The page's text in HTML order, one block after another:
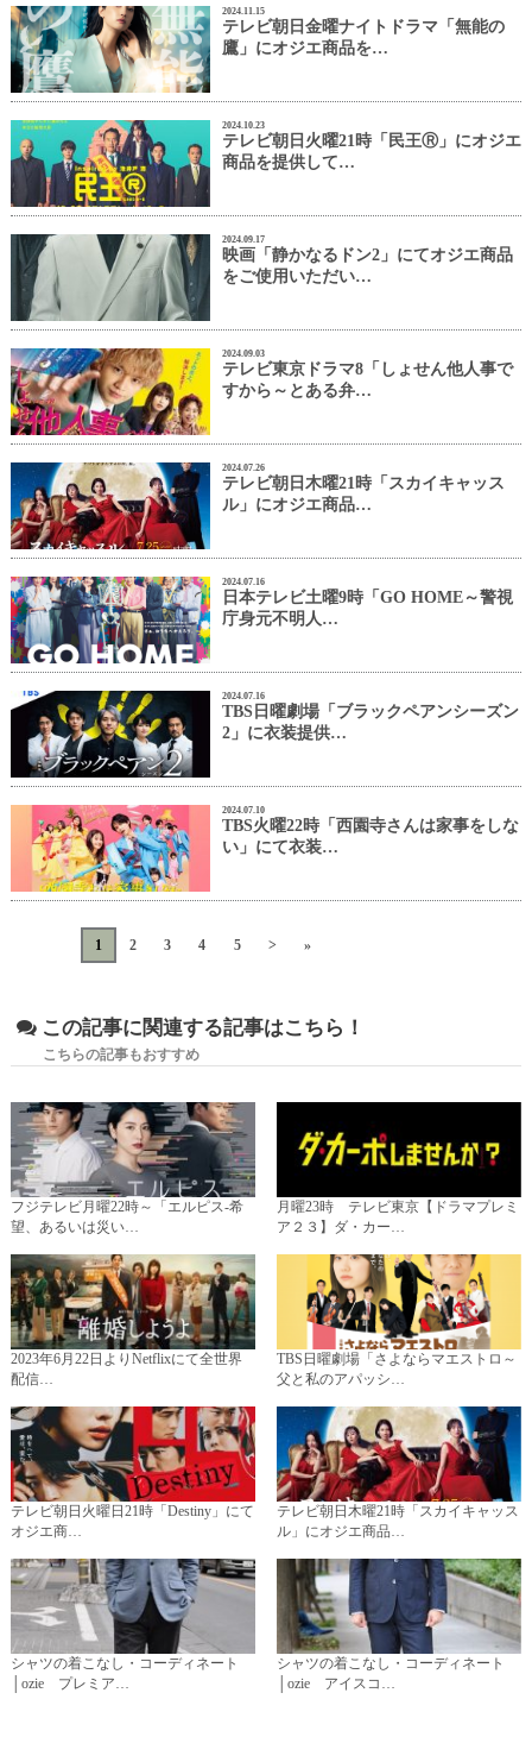
2024.11.15
テレビ朝日金曜ナイトドラマ「無能の
鷹」にオジエ商品を…
2024.10.23
テレビ朝日火曜21時「民王Ⓡ」にオジエ
商品を提供して…
2024.09.17
映画「静かなるドン2」にてオジエ商品
をご使用いただい…
2024.09.03
テレビ東京ドラマ8「しょせん他人事で
すから～とある弁…
2024.07.26
テレビ朝日木曜21時「スカイキャッス
ル」にオジエ商品…
2024.07.16
日本テレビ土曜9時「GO HOME～警視
庁身元不明人…
2024.07.16
TBS日曜劇場「ブラックペアンシーズン
2」に衣装提供…
2024.07.10
TBS火曜22時「西園寺さんは家事をしな
い」にて衣装…
1 2 3 4 5 > »
この記事に関連する記事はこちら！
こちらの記事もおすすめ
フジテレビ月曜22時～「エルピス-希
望、あるいは災い…
月曜23時 テレビ東京【ドラマプレミ
ア２３】ダ・カー…
2023年6月22日よりNetflixにて全世界
配信…
TBS日曜劇場「さよならマエストロ～
父と私のアパッシ…
テレビ朝日火曜日21時「Destiny」にて
オジエ商…
テレビ朝日木曜21時「スカイキャッス
ル」にオジエ商品…
シャツの着こなし・コーディネート
│ozie プレミア…
シャツの着こなし・コーディネート
│ozie アイスコ…